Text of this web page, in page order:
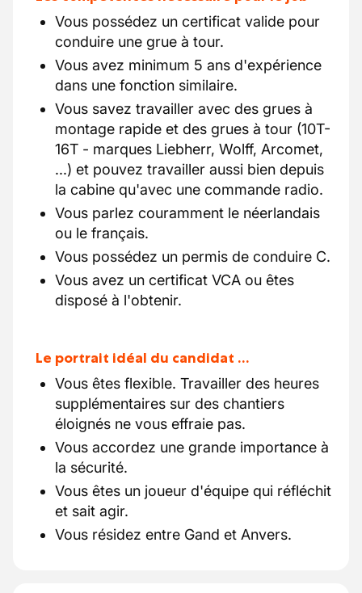
Vous possédez un certificat valide pour
conduire une grue à tour.
Vous avez minimum 5 ans d'expérience
dans une fonction similaire.
Vous savez travailler avec des grues à
montage rapide et des grues à tour (10T-
16T - marques Liebherr, Wolff, Arcomet,
...) et pouvez travailler aussi bien depuis
la cabine qu'avec une commande radio.
Vous parlez couramment le néerlandais
ou le français.
Vous possédez un permis de conduire C.
Vous avez un certificat VCA ou êtes
disposé à l'obtenir.
Le portrait idéal du candidat …
Vous êtes flexible. Travailler des heures
supplémentaires sur des chantiers
éloignés ne vous effraie pas.
Vous accordez une grande importance à
la sécurité.
Vous êtes un joueur d'équipe qui réfléchit
et sait agir.
Vous résidez entre Gand et Anvers.